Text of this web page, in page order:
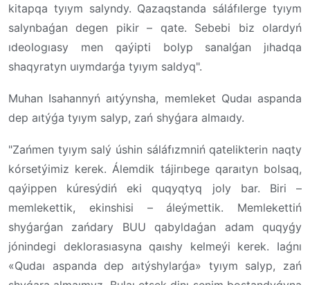
kitapqa tyıym salyndy. Qazaqstanda sáláfılerge tyıym
salynbaǵan degen pikir – qate. Sebebi biz olardyń
ıdeologıasy men qaýipti bolyp sanalǵan jıhadqa
shaqyratyn uıymdarǵa tyıym saldyq".
Muhan Isahannyń aıtýynsha, memleket Qudaı aspanda
dep aıtýǵa tyıym salyp, zań shyǵara almaıdy.
"Zańmen tyıym salý úshin sáláfızmniń qatelikterin naqty
kórsetýimiz kerek. Álemdik tájirıbege qaraıtyn bolsaq,
qaýippen kúresýdiń eki quqyqtyq joly bar. Biri –
memlekettik, ekinshisi – áleýmettik. Memlekettiń
shyǵarǵan zańdary BUU qabyldaǵan adam quqyǵy
jónindegi deklorasıasyna qaıshy kelmeýi kerek. Iaǵnı
«Qudaı aspanda dep aıtýshylarǵa» tyıym salyp, zań